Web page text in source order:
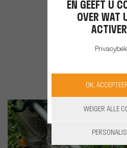
EN GEEFT U
OVER WAT
OK,
WEIGER ALLE